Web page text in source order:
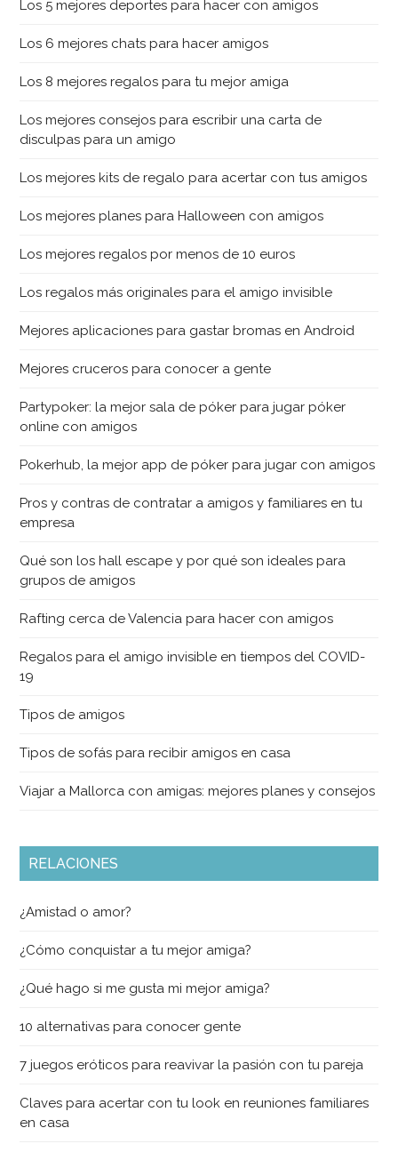
Los 5 mejores deportes para hacer con amigos
Los 6 mejores chats para hacer amigos
Los 8 mejores regalos para tu mejor amiga
Los mejores consejos para escribir una carta de
disculpas para un amigo
Los mejores kits de regalo para acertar con tus amigos
Los mejores planes para Halloween con amigos
Los mejores regalos por menos de 10 euros
Los regalos más originales para el amigo invisible
Mejores aplicaciones para gastar bromas en Android
Mejores cruceros para conocer a gente
Partypoker: la mejor sala de póker para jugar póker
online con amigos
Pokerhub, la mejor app de póker para jugar con amigos
Pros y contras de contratar a amigos y familiares en tu
empresa
Qué son los hall escape y por qué son ideales para
grupos de amigos
Rafting cerca de Valencia para hacer con amigos
Regalos para el amigo invisible en tiempos del COVID-
19
Tipos de amigos
Tipos de sofás para recibir amigos en casa
Viajar a Mallorca con amigas: mejores planes y consejos
RELACIONES
¿Amistad o amor?
¿Cómo conquistar a tu mejor amiga?
¿Qué hago si me gusta mi mejor amiga?
10 alternativas para conocer gente
7 juegos eróticos para reavivar la pasión con tu pareja
Claves para acertar con tu look en reuniones familiares
en casa